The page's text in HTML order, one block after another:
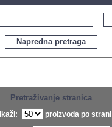
HOME
KONTAKT
NOVITETI
Napredna pretraga
Pretraživanje stranica
proizvoda po strani